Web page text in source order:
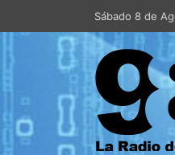
Sábado 8 de